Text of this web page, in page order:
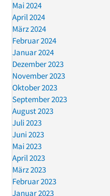
Mai 2024
April 2024
März 2024
Februar 2024
Januar 2024
Dezember 2023
November 2023
Oktober 2023
September 2023
August 2023
Juli 2023
Juni 2023
Mai 2023
April 2023
März 2023
Februar 2023
Januar 2023